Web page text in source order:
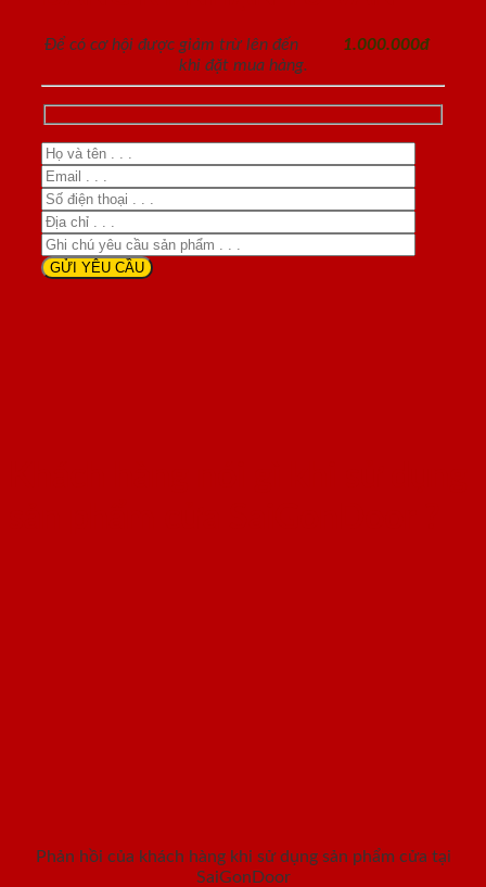
Để có cơ hội được giảm trừ lên đến
1.000.000đ
khi đặt mua hàng.
Phản hồi của khách hàng khi sử dụng sản phẩm cửa tại
SaiGonDoor